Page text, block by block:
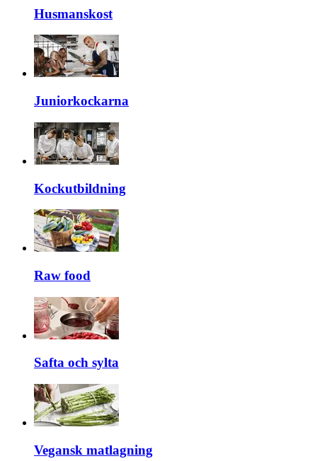
Husmanskost
Juniorkockarna
Kockutbildning
Raw food
Safta och sylta
Vegansk matlagning